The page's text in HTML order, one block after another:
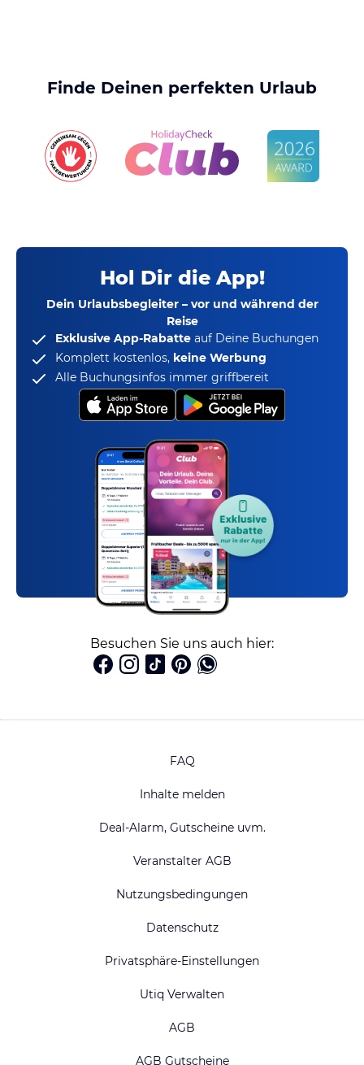
Finde Deinen perfekten Urlaub
Hol Dir die App!
Dein Urlaubsbegleiter – vor und während der
Reise
Exklusive App-Rabatte auf Deine Buchungen
Komplett kostenlos, keine Werbung
Alle Buchungsinfos immer griffbereit
Besuchen Sie uns auch hier:
FAQ
Inhalte melden
Deal-Alarm, Gutscheine uvm.
Veranstalter AGB
Nutzungsbedingungen
Datenschutz
Privatsphäre-Einstellungen
Utiq Verwalten
AGB
AGB Gutscheine